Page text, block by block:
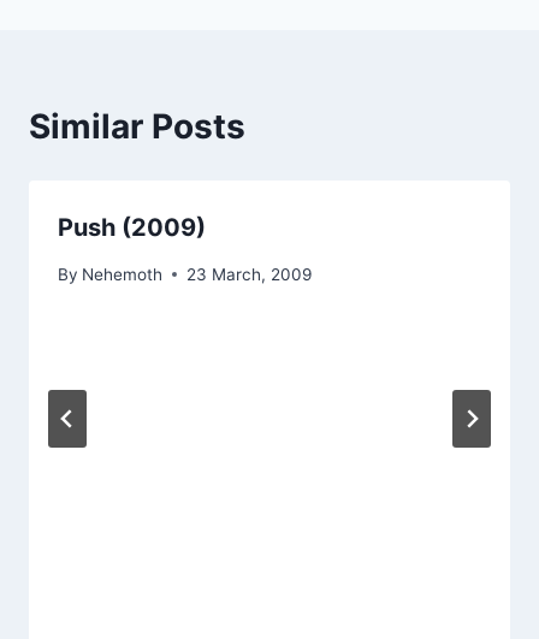
Similar Posts
Push (2009)
By Nehemoth 23 March, 2009